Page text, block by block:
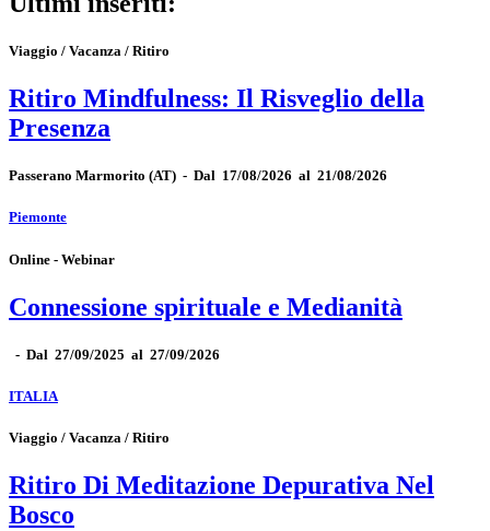
Viaggio / Vacanza / Ritiro
Ritiro Mindfulness: Il Risveglio della
Presenza
Passerano Marmorito (AT) - Dal 17/08/2026 al 21/08/2026
Piemonte
Online - Webinar
Connessione spirituale e Medianità
- Dal 27/09/2025 al 27/09/2026
ITALIA
Viaggio / Vacanza / Ritiro
Ritiro Di Meditazione Depurativa Nel
Bosco